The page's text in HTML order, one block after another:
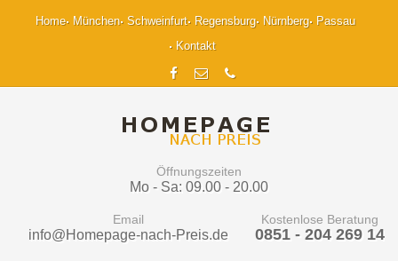
Home München Schweinfurt Regensburg Nürnberg
Passau
Kontakt
Öffnungszeiten
Mo - Sa: 09.00 - 20.00
Email
info@Homepage-nach-Preis.de
Kostenlose Beratung
0851 - 204 269 14